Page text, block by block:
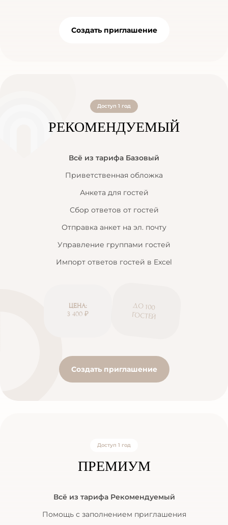
Создать приглашение
Доступ 1 год
РЕКОМЕНДУЕМЫЙ
Всё из тарифа Базовый
Приветственная обложка
Анкета для гостей
Сбор ответов от гостей
Отправка анкет на эл. почту
Управление группами гостей
Импорт ответов гостей в Excel
ЦЕНА:
3 400 ₽
ДО 100
ГОСТЕЙ
Создать приглашение
Доступ 1 год
ПРЕМИУМ
Всё из тарифа Рекомендуемый
Помощь с заполнением приглашения